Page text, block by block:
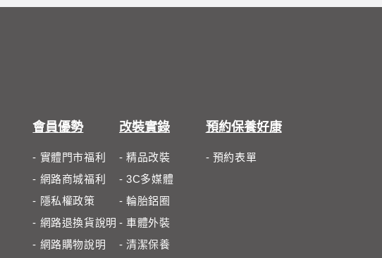
會員優勢
- 實體門市福利
- 網路商城福利
- 隱私權政策
- 網路退換貨說明
- 網路購物說明
改裝實錄
- 精品改裝
- 3C多媒體
- 輪胎鋁圈
- 車體外裝
- 清潔保養
預約保養好康
- 預約表單